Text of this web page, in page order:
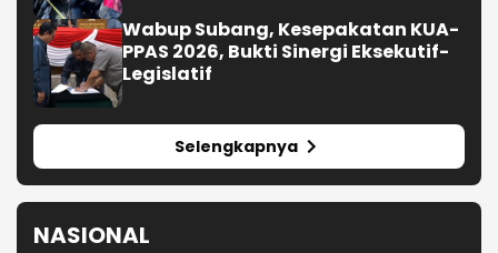
Wabup Subang, Kesepakatan KUA-
PPAS 2026, Bukti Sinergi Eksekutif-
Legislatif
Selengkapnya
NASIONAL